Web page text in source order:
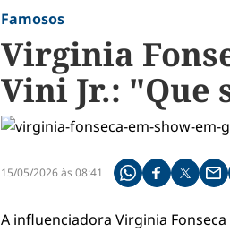
Famosos
Virginia
Vini Jr.: "Que
15/05/2026 às 08:41 Compartilhe pelo
Compartilhar
A influenciadora Virginia